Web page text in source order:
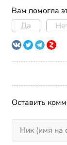
Вам помогла
Да
Оставить